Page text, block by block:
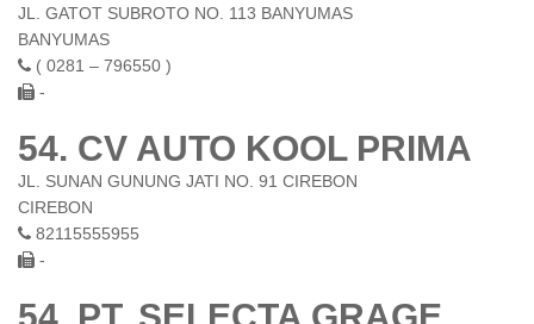
JL. GATOT SUBROTO NO. 113 BANYUMAS
BANYUMAS
( 0281 – 796550 )
-
54. CV AUTO KOOL PRIMA
JL. SUNAN GUNUNG JATI NO. 91 CIREBON
CIREBON
82115555955
-